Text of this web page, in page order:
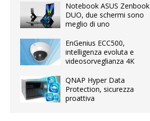
Notebook ASUS Zenbook
DUO, due schermi sono
meglio di uno
EnGenius ECC500,
intelligenza evoluta e
videosorveglianza 4K
QNAP Hyper Data
Protection, sicurezza
proattiva